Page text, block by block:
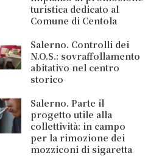
turistica dedicato al
Comune di Centola
Salerno. Controlli dei
N.O.S.: sovraffollamento
abitativo nel centro
storico
Salerno. Parte il
progetto utile alla
collettività: in campo
per la rimozione dei
mozziconi di sigaretta